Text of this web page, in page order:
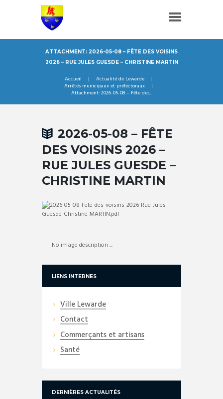
ATTACHMENT: 2026-05-08 – FÊTE DES VOISINS
2026 – RUE JULES GUESDE – CHRISTINE MARTIN
Accueil
Actualité de Lewarde
Arrêtés municipaux et préfectoraux
Attachment: 2026-05-08 – Fête des...
2026-05-08 – FÊTE
DES VOISINS 2026 –
RUE JULES GUESDE –
CHRISTINE MARTIN
No image description ...
LIENS INTERNES
Ville Lewarde
Contact
Commerçants et artisans
Santé
DERNIÈRES ACTUALITÉS